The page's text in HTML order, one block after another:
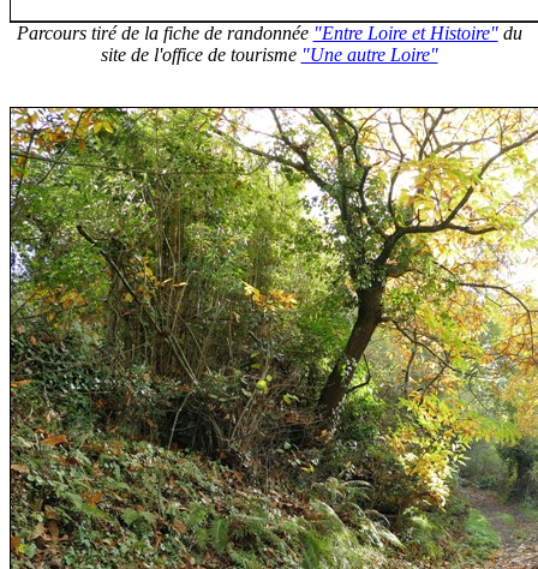
Parcours tiré de la fiche de randonnée "Entre Loire et Histoire"du
site de l'office de tourisme "Une autre Loire"